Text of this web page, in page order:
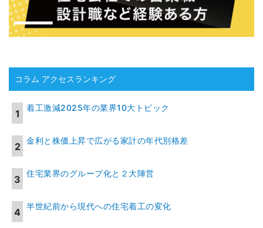
コラム アクセスランキング
着工激減2025年の業界10大トピック
金利と株価上昇で広がる家計の年代別格差
住宅業界のグループ化と２大陣営
半世紀前から現代への住宅着工の変化